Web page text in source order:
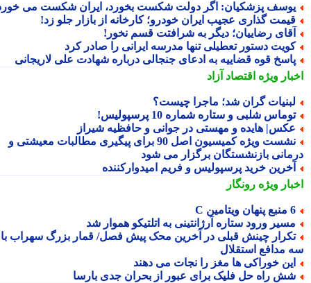
پزشکیان: اگر دولت شکست بخورد، ایران شکست می خورد
گذاری عجیب ایران خودرو؛ کارخانه از بازار جلو زد!
رضاییان؛ دیگر به شرافتت قسم نخور!
دستور تعطیلی تنها مدرسه ایرانی را صادر کرد
قوه قضاییه به ادعای جنجالی درباره شهادت علی لاریجانی
ویژهاقتصاد آزاد
گران شد؛ ماجرا چیست؟
شلبی و ستاره شماره 10 پرسپولیس!
هایده و مهستی در جوانی و حافظیه شیراز
نشست ویژه کمیسیون اصل 90 برای پیگیری مطالبات معیشتی و
بازنشستگان برگزار می شود
خرید پرسپولیس و فریم امیدوارکننده
ویژهرونگار
ورود ستاره آرژانتینی به اتلتیکو هموار شد
چینش قبلی در آخرین محک پیش فصل/ قمار بزرگ سهراب با
مدافع استقلال
خوراکی ها مغز را نجات می دهند
راه حل فلیک برای عبور از بحران جدی بارسا